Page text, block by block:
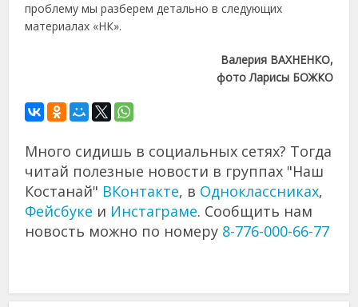
проблему мы разберем детально в следующих
материалах «НК».
Валерия ВАХНЕНКО,
фото Ларисы БОЖКО
Много сидишь в социальных сетях? Тогда
читай полезные новости в группах "Наш
Костанай" ВКонтакте, в Одноклассниках,
Фейсбуке и Инстаграме. Сообщить нам
новость можно по номеру 8-776-000-66-77